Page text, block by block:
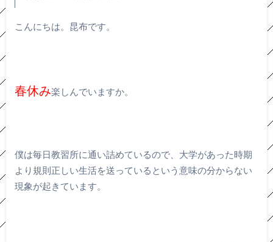
こんにちは。昆布です。
春休み楽しんでいますか。
僕は毎日教習所に通い詰めているので、大学があった時期
より規則正しい生活を送っているという意味の分からない
現象が起きています。